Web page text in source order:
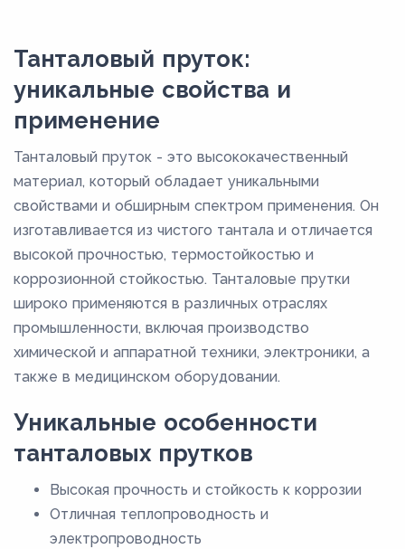
Танталовый пруток:
уникальные свойства и
применение
Танталовый пруток - это высококачественный
материал, который обладает уникальными
свойствами и обширным спектром применения. Он
изготавливается из чистого тантала и отличается
высокой прочностью, термостойкостью и
коррозионной стойкостью. Танталовые прутки
широко применяются в различных отраслях
промышленности, включая производство
химической и аппаратной техники, электроники, а
также в медицинском оборудовании.
Уникальные особенности
танталовых прутков
Высокая прочность и стойкость к коррозии
Отличная теплопроводность и
электропроводность